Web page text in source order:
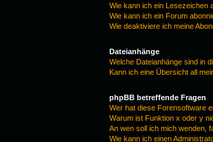
Wie kann ich ein Lesezeichen
Wie kann ich ein Forum
Wie deaktiviere ich meine
Dateianhänge
Welche Dateianhänge sind in
Kann ich eine Übersicht all
phpBB betreffende Fragen
Wer hat diese Forensoftware
Warum ist Funktion x oder y
An wen soll ich mich wenden,
Wie kann ich einen